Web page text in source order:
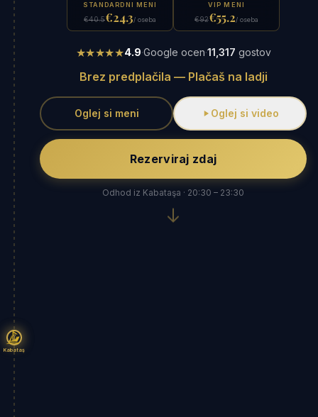
Kabataş
STANDARDNI MENI
€40.5€24.3/ oseba
VIP MENI
€92€55.2/ oseba
★★★★★4.9·Google ocen·11,317 gostov
Brez predplačila — Plačaš na ladji
Oglej si meni Oglej si video
Rezerviraj zdaj
Odhod iz Kabataşa · 20:30 – 23:30